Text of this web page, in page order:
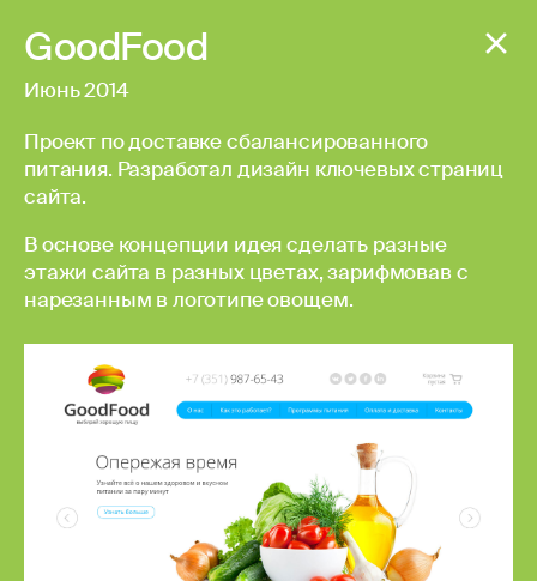
GoodFood
Июнь 2014
Проект по доставке сбалансированного
питания. Разработал дизайн ключевых страниц
сайта.
В основе концепции идея сделать разные
этажи сайта в разных цветах, зарифмовав с
нарезанным в логотипе овощем.